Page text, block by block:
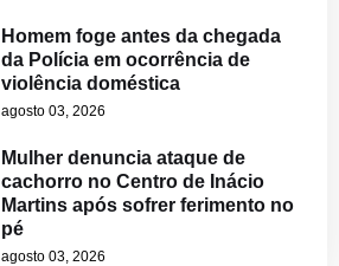
Homem foge antes da chegada
da Polícia em ocorrência de
violência doméstica
agosto 03, 2026
Mulher denuncia ataque de
cachorro no Centro de Inácio
Martins após sofrer ferimento no
pé
agosto 03, 2026